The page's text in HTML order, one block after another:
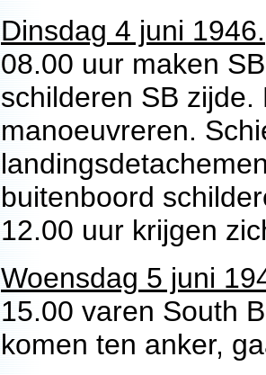
Dinsdag 4 juni 1946.
08.00 uur maken
schilderen SB
manoeuvreren.
buitenboord
12.00 uur krijgen
Woensdag 5 juni
15.00 varen South
komen ten anker,